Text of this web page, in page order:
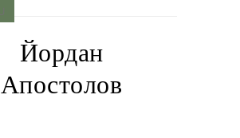
Йордан
Апостолов